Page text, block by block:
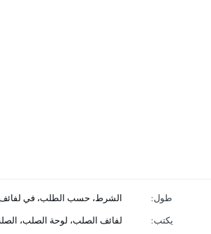
طول:
الشرط، حسب الطلب، في
يكتب: لفائف الصلب، لوحة الصلب،